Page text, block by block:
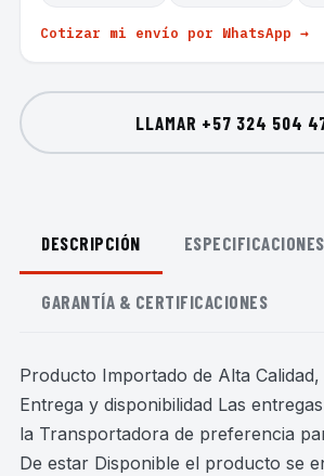
Cotizar mi envío por WhatsApp →
LLAMAR +57 324 504
DESCRIPCIÓN
GARANTÍA & CERTIFICACIONES
Producto Importado de Alta Calidad,
Entrega y disponibilidad Las
la Transportadora de preferencia
De estar Disponible el producto se